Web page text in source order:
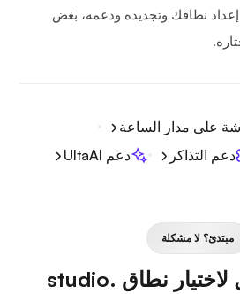
نطاقك وتجديده ودعمه، بغض
على مدار الساعة
دعم التذاكر دعم UltaAI
مبتدئ؟ لا مشكلة
الدليل الكامل لاختيار نطاق .studio